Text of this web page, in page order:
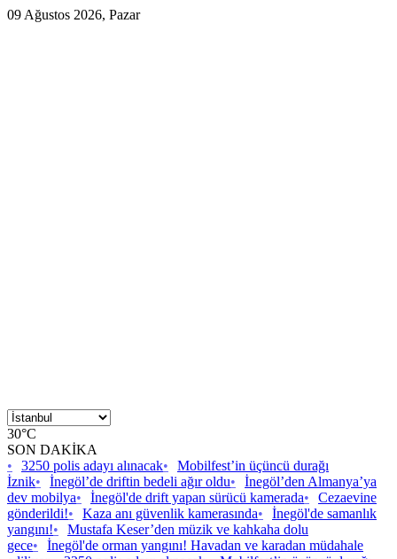
09 Ağustos 2026, Pazar
30°C
SON DAKİKA
•
3250 polis adayı alınacak•
Mobilfest’in üçüncü durağı
İznik• İnegöl’de driftin bedeli ağır oldu•
İnegöl’den Almanya’ya
dev mobilya• İnegöl'de drift yapan sürücü kamerada•
Cezaevine
gönderildi!• Kaza anı güvenlik kamerasında•
İnegöl'de samanlık
yangını!•
Mustafa Keser’den müzik ve kahkaha dolu
gece•
İnegöl'de orman yangını! Havadan ve karadan müdahale